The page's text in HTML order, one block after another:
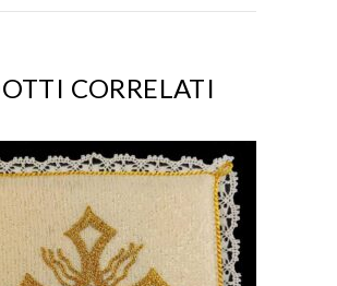
CORRELATI